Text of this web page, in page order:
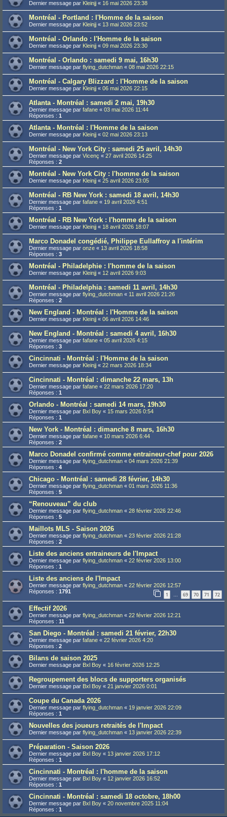
Dernier message par Kleinjj « 16 mai 2026 23:38
Montréal - Portland : l'Homme de la saison
Dernier message par Kleinjj « 13 mai 2026 23:52
Montréal - Orlando : l'Homme de la saison
Dernier message par Kleinjj « 09 mai 2026 23:30
Montréal - Orlando : samedi 9 mai, 16h30
Dernier message par flying_dutchman « 08 mai 2026 22:15
Montréal - Calgary Blizzard : l'Homme de la saison
Dernier message par Kleinjj « 06 mai 2026 22:15
Atlanta - Montréal : samedi 2 mai, 19h30
Dernier message par fafane « 03 mai 2026 11:44
Réponses : 1
Atlanta - Montréal : l'Homme de la saison
Dernier message par Kleinjj « 02 mai 2026 23:13
Montréal - New York City : samedi 25 avril, 14h30
Dernier message par Vicenç « 27 avril 2026 14:25
Réponses : 2
Montréal - New York City : l'homme de la saison
Dernier message par Kleinjj « 25 avril 2026 23:05
Montréal - RB New York : samedi 18 avril, 14h30
Dernier message par fafane « 19 avril 2026 4:51
Réponses : 1
Montréal - RB New York : l'homme de la saison
Dernier message par Kleinjj « 18 avril 2026 18:07
Marco Donadel congédié, Philippe Eullaffroy a l'intérim
Dernier message par onze « 13 avril 2026 18:58
Réponses : 3
Montréal - Philadelphie : l'homme de la saison
Dernier message par Kleinjj « 12 avril 2026 9:03
Montréal - Philadelphia : samedi 11 avril, 14h30
Dernier message par flying_dutchman « 11 avril 2026 21:26
Réponses : 2
New England - Montréal : l'Homme de la saison
Dernier message par Kleinjj « 06 avril 2026 14:46
New England - Montréal : samedi 4 avril, 16h30
Dernier message par fafane « 05 avril 2026 4:15
Réponses : 3
Cincinnati - Montréal : l'Homme de la saison
Dernier message par Kleinjj « 22 mars 2026 18:34
Cincinnati - Montréal : dimanche 22 mars, 13h
Dernier message par fafane « 22 mars 2026 17:20
Réponses : 1
Orlando - Montréal : samedi 14 mars, 19h30
Dernier message par Bxl Boy « 15 mars 2026 0:54
Réponses : 1
New York - Montréal : dimanche 8 mars, 16h30
Dernier message par fafane « 10 mars 2026 6:44
Réponses : 2
Marco Donadel confirmé comme entraineur-chef pour 2026
Dernier message par flying_dutchman « 04 mars 2026 21:39
Réponses : 4
Chicago - Montréal : samedi 28 février, 14h30
Dernier message par flying_dutchman « 01 mars 2026 11:36
Réponses : 5
“Renouveau” du club
Dernier message par flying_dutchman « 28 février 2026 22:46
Réponses : 5
Maillots MLS - Saison 2026
Dernier message par flying_dutchman « 23 février 2026 21:28
Réponses : 2
Liste des anciens entraineurs de l'Impact
Dernier message par flying_dutchman « 22 février 2026 13:00
Réponses : 1
Liste des anciens de l'Impact
Dernier message par flying_dutchman « 22 février 2026 12:57
Réponses : 1791 1 … 69 70 71 72
Effectif 2026
Dernier message par flying_dutchman « 22 février 2026 12:21
Réponses : 11
San Diego - Montréal : samedi 21 février, 22h30
Dernier message par fafane « 22 février 2026 4:20
Réponses : 2
Bilans de saison 2025
Dernier message par Bxl Boy « 16 février 2026 12:25
Regroupement des blocs de supporters organisés
Dernier message par Bxl Boy « 21 janvier 2026 0:01
Coupe du Canada 2026
Dernier message par flying_dutchman « 19 janvier 2026 22:09
Réponses : 1
Nouvelles des joueurs retraités de l'Impact
Dernier message par flying_dutchman « 13 janvier 2026 22:39
Préparation - Saison 2026
Dernier message par Bxl Boy « 13 janvier 2026 17:12
Réponses : 1
Cincinnati - Montréal : l'homme de la saison
Dernier message par Bxl Boy « 12 janvier 2026 16:52
Réponses : 1
Cincinnati - Montréal : samedi 18 octobre, 18h00
Dernier message par Bxl Boy « 20 novembre 2025 11:04
Réponses : 1